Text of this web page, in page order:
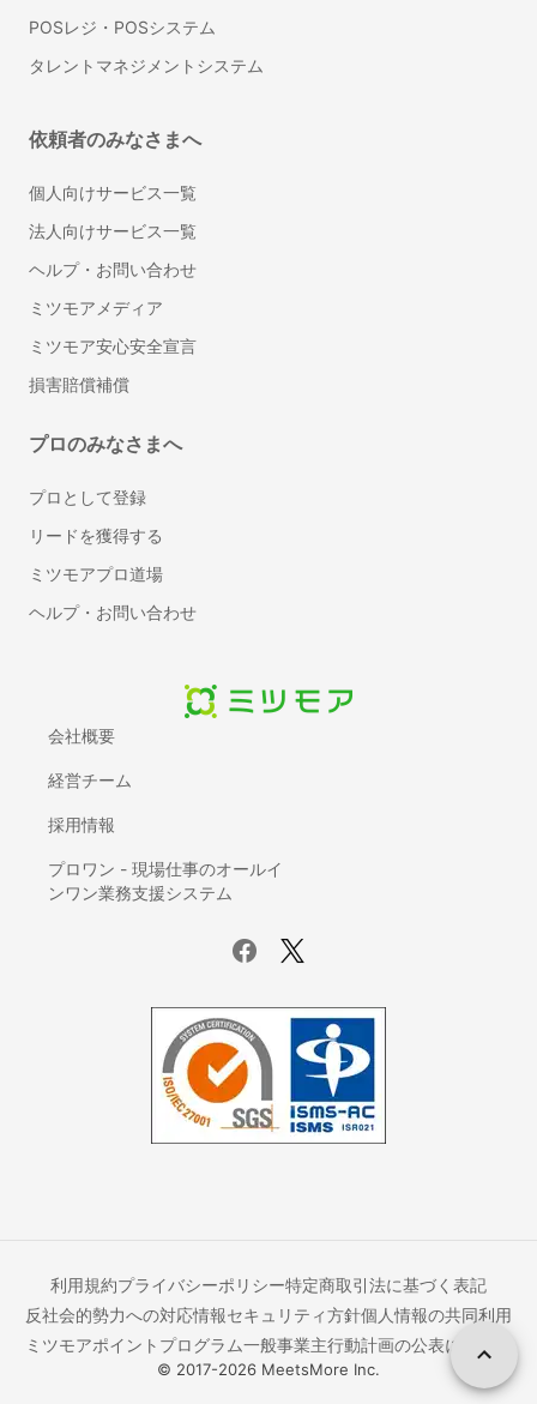
自動車の名義・住所変更代行に強い行政書士
帰化申請代行の行政書士
相続財産の調査代行の行政書士
自動車登録に強い行政書士
ドローン飛行許可申請代行の行政書士
看板・のぼり作成
翻訳
英語・英文の翻訳
リフォーム
インテリアコーディネーター
フローリング・床の張り替え
壁紙・クロスの張り替えリフォーム
トイレリフォーム・トイレ（便器）交換
ドア交換
雨樋の掃除
和室から洋室へのリフォーム
キッチンのリフォーム
階段のリフォーム
床暖房のリフォーム
押入れ・クローゼットリフォーム
フロアコーティング・フローリングワックス
お風呂（浴室・ユニットバス）リフォーム
会社概要
経営チーム
採用情報
プロワン - 現場仕事のオールイ
ンワン業務支援システム
POSレジ・POSシステム
タレントマネジメントシステム
依頼者のみなさまへ
個人向けサービス一覧
法人向けサービス一覧
ヘルプ・お問い合わせ
ミツモアメディア
ミツモア安心安全宣言
損害賠償補償
プロのみなさまへ
プロとして登録
リードを獲得する
ミツモアプロ道場
ヘルプ・お問い合わせ
利用規約プライバシーポリシー特定商取引法に基づく表記
反社会的勢力への対応情報セキュリティ方針個人情報の共同利用
ミツモアポイントプログラム一般事業主行動計画の公表について
© 2017-2026 MeetsMore Inc.